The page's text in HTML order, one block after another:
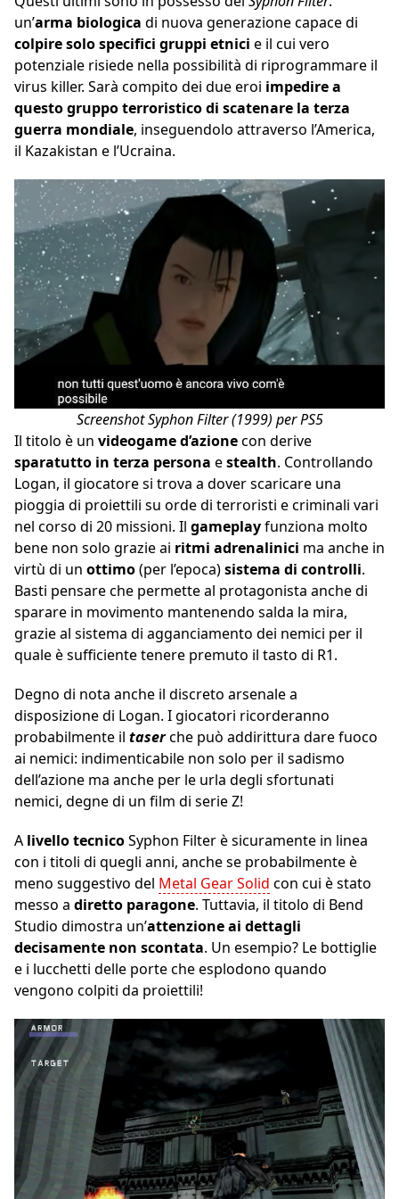
un’arma biologica di nuova generazione capace di
colpire solo specifici gruppi etnici e il cui vero
potenziale risiede nella possibilità di riprogrammare il
virus killer. Sarà compito dei due eroi impedire a
questo gruppo terroristico di scatenare la terza
guerra mondiale, inseguendolo attraverso l’America,
il Kazakistan e l’Ucraina.
Screenshot Syphon Filter (1999) per PS5
Il titolo è un videogame d’azionecon derive
sparatutto in terza persona estealth. Controllando
Logan, il giocatore si trova a dover scaricare una
pioggia di proiettili su orde di terroristi e criminali vari
nel corso di 20 missioni. Il gameplayfunziona molto
bene non solo grazie ai ritmi adrenalinici ma anche in
virtù di un ottimo(per l’epoca)sistema di controlli.
Basti pensare che permette al protagonista anche di
sparare in movimento mantenendo salda la mira,
grazie al sistema di agganciamento dei nemici per il
quale è sufficiente tenere premuto il tasto di R1.
Degno di nota anche il discreto arsenale a
disposizione di Logan. I giocatori ricorderanno
probabilmente il taserche può addirittura dare fuoco
ai nemici: indimenticabile non solo per il sadismo
dell’azione ma anche per le urla degli sfortunati
nemici, degne di un film di serie Z!
A livello tecnicoSyphon Filter è sicuramente in linea
con i titoli di quegli anni, anche se probabilmente è
meno suggestivo del Metal Gear Solid con cui è stato
messo a diretto paragone. Tuttavia, il titolo di Bend
Studio dimostra un’attenzione ai dettagli
decisamente non scontata. Un esempio? Le bottiglie
e i lucchetti delle porte che esplodono quando
vengono colpiti da proiettili!